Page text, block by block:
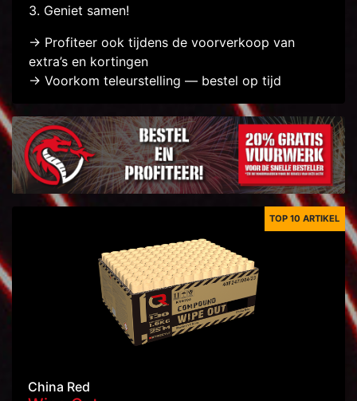
3. Geniet samen!
-> Profiteer ook tijdens de voorverkoop van
extra’s en kortingen
-> Voorkom teleurstelling — bestel op tijd
TOP 10 ARTIKEL
China Red